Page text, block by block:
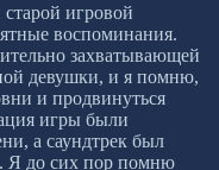
игровой
воспоминания.
захватывающей
девушки, и я помню,
и продвинуться
игры были
а саундтрек был
Я до сих пор помню